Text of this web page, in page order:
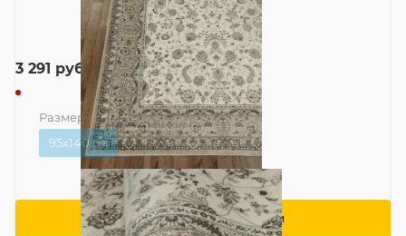
3 291 руб.
Размер — 95x140 см
95x140 см
Сообщить о поступлении